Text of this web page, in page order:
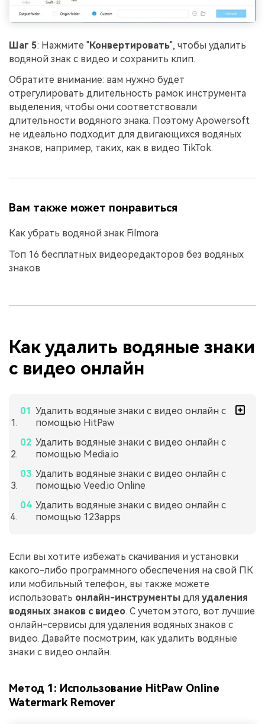
Шаг 5: Нажмите "Конвертировать", чтобы удалить
водяной знак с видео и сохранить клип.
Обратите внимание: вам нужно будет
отрегулировать длительность рамок инструмента
выделения, чтобы они соответствовали
длительности водяного знака. Поэтому Apowersoft
не идеально подходит для двигающихся водяных
знаков, например, таких, как в видео TikTok.
Вам также может понравиться
Как убрать водяной знак Filmora
Топ 16 бесплатных видеоредакторов без водяных
знаков
Как удалить водяные знаки
с видео онлайн
Удалить водяные знаки с видео онлайн с
помощью HitPaw
Удалить водяные знаки с видео онлайн с
помощью Media.io
Удалить водяные знаки с видео онлайн с
помощью Veed.io Online
Удалить водяные знаки с видео онлайн с
помощью 123apps
Если вы хотите избежать скачивания и установки
какого-либо программного обеспечения на свой ПК
или мобильный телефон, вы также можете
использовать онлайн-инструменты для удаления
водяных знаков с видео. С учетом этого, вот лучшие
онлайн-сервисы для удаления водяных знаков с
видео. Давайте посмотрим, как удалить водяные
знаки с видео онлайн.
Метод 1: Использование HitPaw Online
Watermark Remover